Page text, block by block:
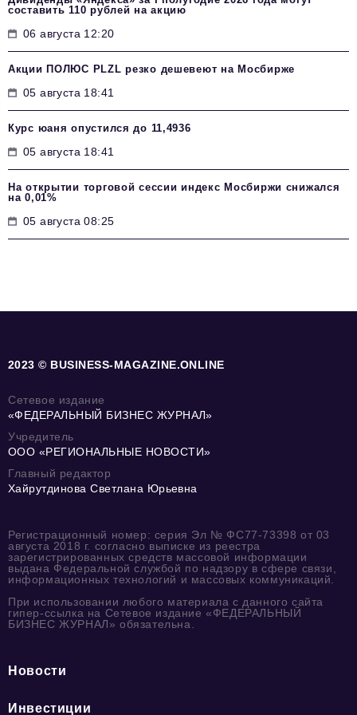
составить 110 рублей на акцию
06 августа 12:20
Акции ПОЛЮС PLZL резко дешевеют на Мосбирже
05 августа 18:41
Курс юаня опустился до 11,4936
05 августа 18:41
На открытии торговой сессии индекс Мосбиржи снижался
на 0,01%
05 августа 08:25
2023 © BUSINESS-MAGAZINE.ONLINE
Сетевое издание
«ФЕДЕРАЛЬНЫЙ БИЗНЕС ЖУРНАЛ»
Учредитель
ООО «РЕГИОНАЛЬНЫЕ НОВОСТИ»
Главный редактор
Хайрутдинова Светлана Юрьевна
Регистрационный номер: серия Эл № ФС77-73398 от 03
августа 2018 г. согласно выписке из реестра
зарегистрированных средств массовой информации
выдана Федеральной службой по надзору в сфере связи,
информационных технологий и массовых коммуникаций.
При использовании любого материала с данного сайта
гипер-ссылка на Сетевое издание «ФЕДЕРАЛЬНЫЙ
БИЗНЕС ЖУРНАЛ» обязательна.
Новости
Инвестиции